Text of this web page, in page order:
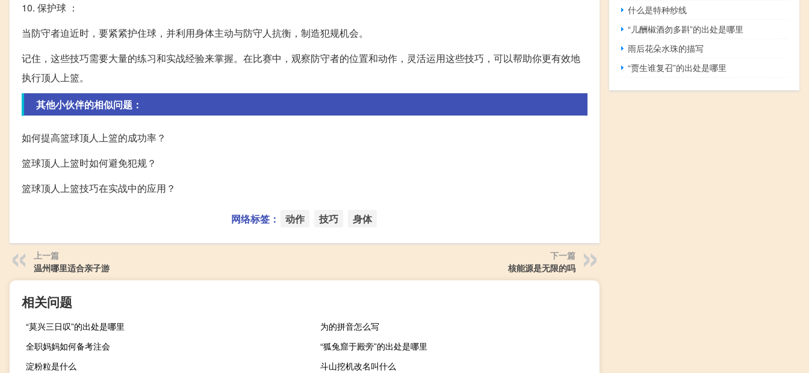
10. 保护球 ：
当防守者迫近时，要紧紧护住球，并利用身体主动与防守人抗衡，制造犯规机会。
记住，这些技巧需要大量的练习和实战经验来掌握。在比赛中，观察防守者的位置和动作，灵活运用这些技巧，可以帮助你更有效地
执行顶人上篮。
其他小伙伴的相似问题：
如何提高篮球顶人上篮的成功率？
篮球顶人上篮时如何避免犯规？
篮球顶人上篮技巧在实战中的应用？
网络标签： 动作 技巧 身体
上一篇
温州哪里适合亲子游
下一篇
核能源是无限的吗
相关问题
“莫兴三日叹”的出处是哪里
为的拼音怎么写
全职妈妈如何备考注会
“狐兔窟于殿旁”的出处是哪里
淀粉粒是什么
斗山挖机改名叫什么
什么是特种纱线
“儿酬椒酒勿多斟”的出处是哪里
雨后花朵水珠的描写
“贾生谁复召”的出处是哪里